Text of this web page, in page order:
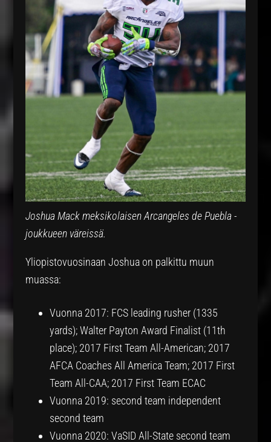
Joshua Mack meksikolaisen Arcangeles de Puebla -
joukkueen väreissä.
Yliopistovuosinaan Joshua on palkittu muun
muassa:
Vuonna 2017: FCS leading rusher (1335
yards); Walter Payton Award Finalist (11th
place); 2017 First Team All-American; 2017
AFCA Coaches All America Team; 2017 First
Team All-CAA; 2017 First Team ECAC
Vuonna 2019: second team independent
second team
Vuonna 2020: VaSID All-State second team